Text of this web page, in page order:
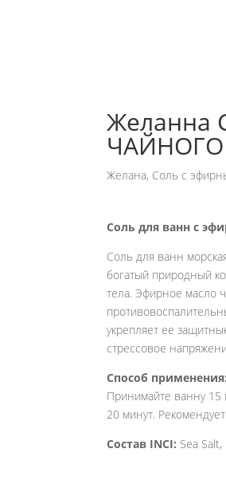
Желанна
ЧАЙНОГО
Желана, Соль c
Соль для ванн с
Соль для ванн
богатый природный
тела. Эфирное масло
укрепляет ее
стрессовое
Способ применения:
Принимайте ванну
20 минут.
Состав INCI: Sea